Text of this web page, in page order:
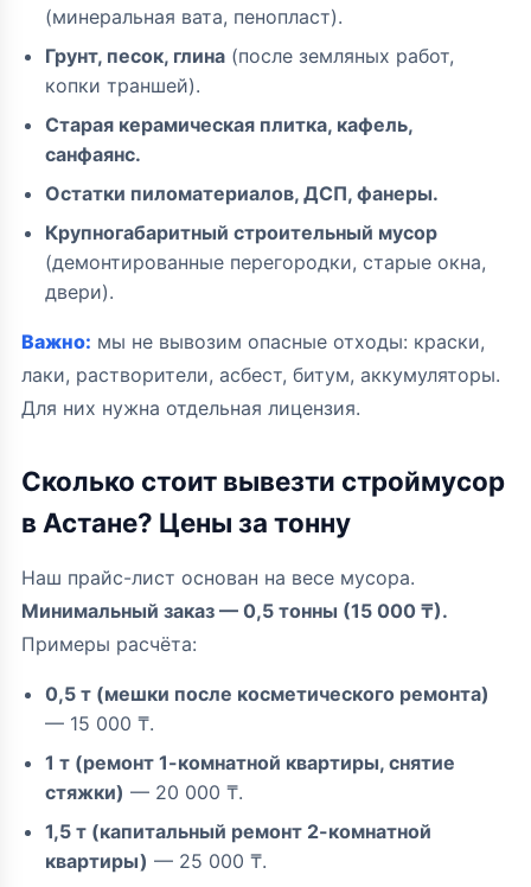
(минеральная вата, пенопласт).
Грунт, песок, глина (после земляных работ,
копки траншей).
Старая керамическая плитка, кафель,
санфаянс.
Остатки пиломатериалов, ДСП, фанеры.
Крупногабаритный строительный мусор
(демонтированные перегородки, старые окна,
двери).
Важно: мы не вывозим опасные отходы: краски,
лаки, растворители, асбест, битум, аккумуляторы.
Для них нужна отдельная лицензия.
Сколько стоит вывезти строймусор
в Астане? Цены за тонну
Наш прайс-лист основан на весе мусора.
Минимальный заказ — 0,5 тонны (15 000 ₸).
Примеры расчёта:
0,5 т (мешки после косметического ремонта)
— 15 000 ₸.
1 т (ремонт 1-комнатной квартиры, снятие
стяжки) — 20 000 ₸.
1,5 т (капитальный ремонт 2-комнатной
квартиры) — 25 000 ₸.